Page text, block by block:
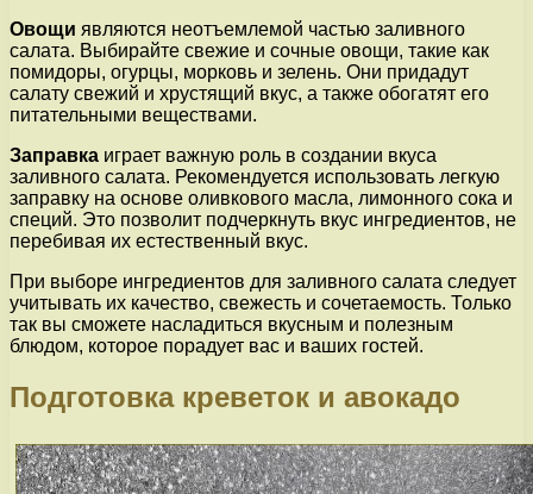
Овощи являются неотъемлемой частью заливного
салата. Выбирайте свежие и сочные овощи, такие как
помидоры, огурцы, морковь и зелень. Они придадут
салату свежий и хрустящий вкус, а также обогатят его
питательными веществами.
Заправка играет важную роль в создании вкуса
заливного салата. Рекомендуется использовать легкую
заправку на основе оливкового масла, лимонного сока и
специй. Это позволит подчеркнуть вкус ингредиентов, не
перебивая их естественный вкус.
При выборе ингредиентов для заливного салата следует
учитывать их качество, свежесть и сочетаемость. Только
так вы сможете насладиться вкусным и полезным
блюдом, которое порадует вас и ваших гостей.
Подготовка креветок и авокадо